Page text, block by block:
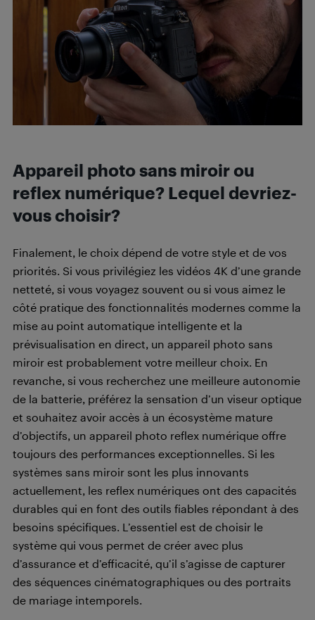
Appareil photo sans miroir ou
reflex numérique? Lequel devriez-
vous choisir?
Finalement, le choix dépend de votre style et de vos
priorités. Si vous privilégiez les vidéos 4K d’une grande
netteté, si vous voyagez souvent ou si vous aimez le
côté pratique des fonctionnalités modernes comme la
mise au point automatique intelligente et la
prévisualisation en direct, un appareil photo sans
miroir est probablement votre meilleur choix. En
revanche, si vous recherchez une meilleure autonomie
de la batterie, préférez la sensation d’un viseur optique
et souhaitez avoir accès à un écosystème mature
d’objectifs, un appareil photo reflex numérique offre
toujours des performances exceptionnelles. Si les
systèmes sans miroir sont les plus innovants
actuellement, les reflex numériques ont des capacités
durables qui en font des outils fiables répondant à des
besoins spécifiques. L’essentiel est de choisir le
système qui vous permet de créer avec plus
d’assurance et d’efficacité, qu’il s’agisse de capturer
des séquences cinématographiques ou des portraits
de mariage intemporels.